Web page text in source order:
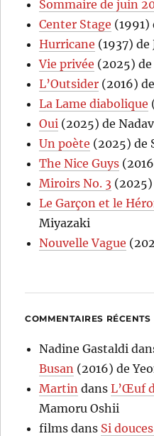
Sommaire de juin
Center Stage (1991)
Hurricane (1937) de
Vie privée (2025)
L’Outsider (2016)
La Lame diabolique
Oui (2025) de
Un poète (2025) de
The Nice Guys
Miroirs No. 3
Le Garçon et le
Miyazaki
Nouvelle Vague
COMMENTAIRES RÉCENTS
Nadine Gastaldi
Busan (2016) de
Martin dansL’Œuf
Mamoru Oshii
films dans Si